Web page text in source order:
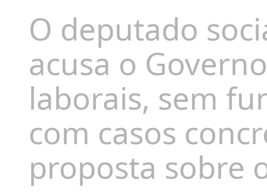
O deputado
acusa o
laborais, sem
com casos
proposta sobre